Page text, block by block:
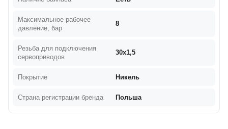
Максимальное рабочее
давление, бар
8
Резьба для подключения
сервоприводов
30х1,5
Покрытие Никель
Страна регистрации бренда Польша